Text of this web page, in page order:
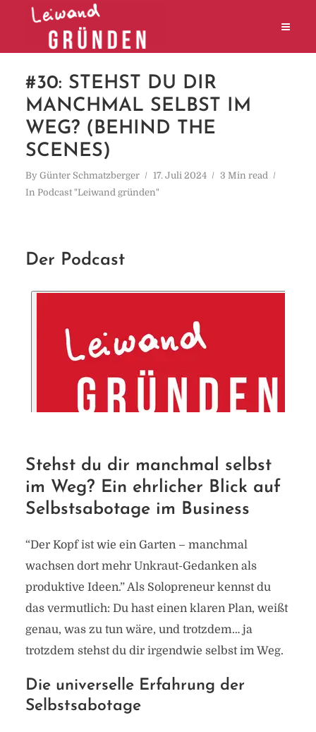
#30: STEHST DU DIR
MANCHMAL SELBST IM
WEG? (BEHIND THE
SCENES)
By Günter Schmatzberger 17. Juli 2024
3 Min read
In Podcast "Leiwand gründen"
Der Podcast
Stehst du dir manchmal selbst
im Weg? Ein ehrlicher Blick auf
Selbstsabotage im Business
“Der Kopf ist wie ein Garten – manchmal
wachsen dort mehr Unkraut-Gedanken als
produktive Ideen.” Als Solopreneur kennst du
das vermutlich: Du hast einen klaren Plan, weißt
genau, was zu tun wäre, und trotzdem… ja
trotzdem stehst du dir irgendwie selbst im Weg.
Die universelle Erfahrung der
Selbstsabotage